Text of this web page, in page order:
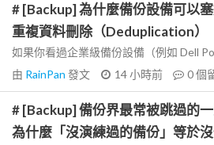
# [Backup] 為什麼備份設備可以
重複資料刪除（Deduplication）
如果你看過企業級備份設備（例如 Dell
由 RainPan 發文 14 小時前 0個
# [Backup] 備份界最常被跳過的
為什麼「沒演練過的備份」等於